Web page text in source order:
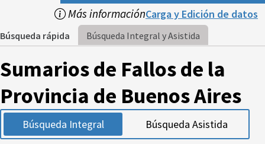
Más informaciónCarga y Edición de datos
Búsqueda rápida Búsqueda Integral y Asistida
Sumarios de Fallos de la
Provincia de Buenos Aires
Búsqueda Integral Búsqueda Asistida